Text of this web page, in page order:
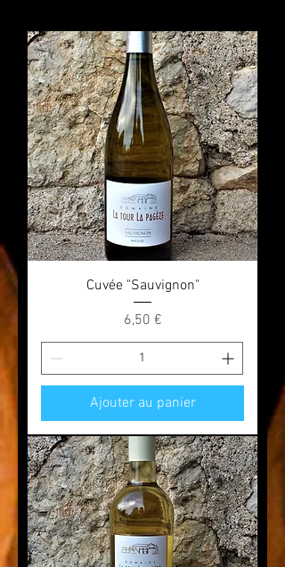
Cuvée "Sauvignon"
Prix
6,50 €
Ajouter au panier